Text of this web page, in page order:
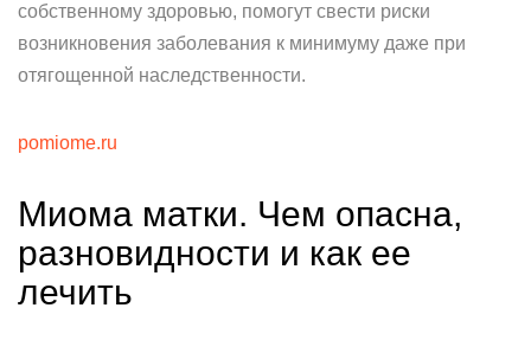
собственному здоровью, помогут свести риски
возникновения заболевания к минимуму даже при
отягощенной наследственности.
pomiome.ru
Миома матки. Чем опасна,
разновидности и как ее
лечить